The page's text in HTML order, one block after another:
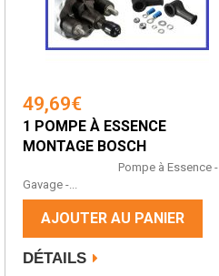
49,69€
1 POMPE À ESSENCE
MONTAGE BOSCH
Pompe à Essence -
Gavage -...
AJOUTER AU PANIER
DÉTAILS